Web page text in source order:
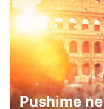
KOELN - GERMANY
COLOGNE
KOELN - GERMANY
Pushime